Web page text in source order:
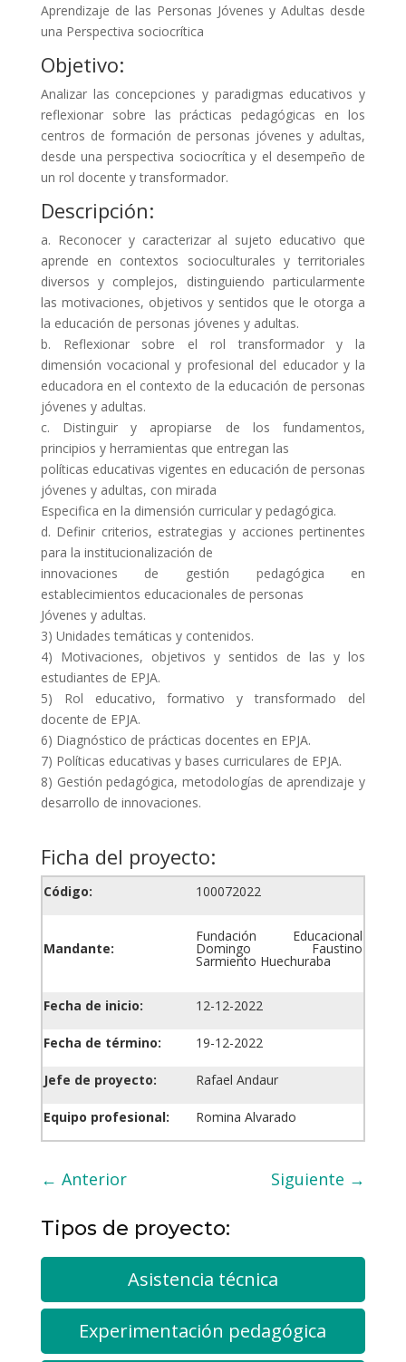
Aprendizaje de las Personas Jóvenes y Adultas desde
una Perspectiva sociocrítica
Objetivo:
Analizar las concepciones y paradigmas educativos y
reflexionar sobre las prácticas pedagógicas en los
centros de formación de personas jóvenes y adultas,
desde una perspectiva sociocrítica y el desempeño de
un rol docente y transformador.
Descripción:
a. Reconocer y caracterizar al sujeto educativo que
aprende en contextos socioculturales y territoriales
diversos y complejos, distinguiendo particularmente
las motivaciones, objetivos y sentidos que le otorga a
la educación de personas jóvenes y adultas.
b. Reflexionar sobre el rol transformador y la
dimensión vocacional y profesional del educador y la
educadora en el contexto de la educación de personas
jóvenes y adultas.
c. Distinguir y apropiarse de los fundamentos,
principios y herramientas que entregan las
políticas educativas vigentes en educación de personas
jóvenes y adultas, con mirada
Especifica en la dimensión curricular y pedagógica.
d. Definir criterios, estrategias y acciones pertinentes
para la institucionalización de
innovaciones de gestión pedagógica en
establecimientos educacionales de personas
Jóvenes y adultas.
3) Unidades temáticas y contenidos.
4) Motivaciones, objetivos y sentidos de las y los
estudiantes de EPJA.
5) Rol educativo, formativo y transformado del
docente de EPJA.
6) Diagnóstico de prácticas docentes en EPJA.
7) Políticas educativas y bases curriculares de EPJA.
8) Gestión pedagógica, metodologías de aprendizaje y
desarrollo de innovaciones.
Ficha del proyecto:
Código: 100072022
Mandante:
Fundación Educacional
Domingo Faustino
Sarmiento Huechuraba
Fecha de inicio: 12-12-2022
Fecha de término: 19-12-2022
Jefe de proyecto: Rafael Andaur
Equipo profesional: Romina Alvarado
← Anterior Siguiente →
Tipos de proyecto:
Asistencia técnica
Experimentación pedagógica